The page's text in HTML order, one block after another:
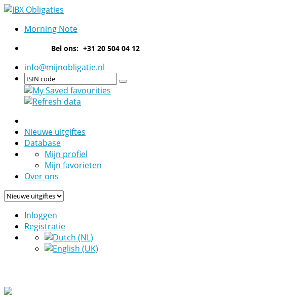
Morning Note
Bel ons: +31 20 504 04 12
info@mijnobligatie.nl
Nieuwe uitgiftes
Database
Mijn profiel
Mijn favorieten
Over ons
Inloggen
Registratie